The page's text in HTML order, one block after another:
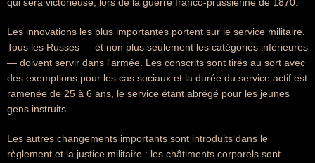
Les innovations les plus importantes portent sur le service militaire.
Tous les Russes — et non plus seulement les catégories inférieures
— doivent servir dans l'armée. Les conscrits sont tirés au sort avec
des exemptions pour les cas sociaux et la durée du service actif est
ramenée de 25 à 6 ans, le service étant abrégé pour les jeunes
gens instruits.
Les autres changements importants sont introduits dans le
règlement et la justice militaire : les châtiments corporels sont